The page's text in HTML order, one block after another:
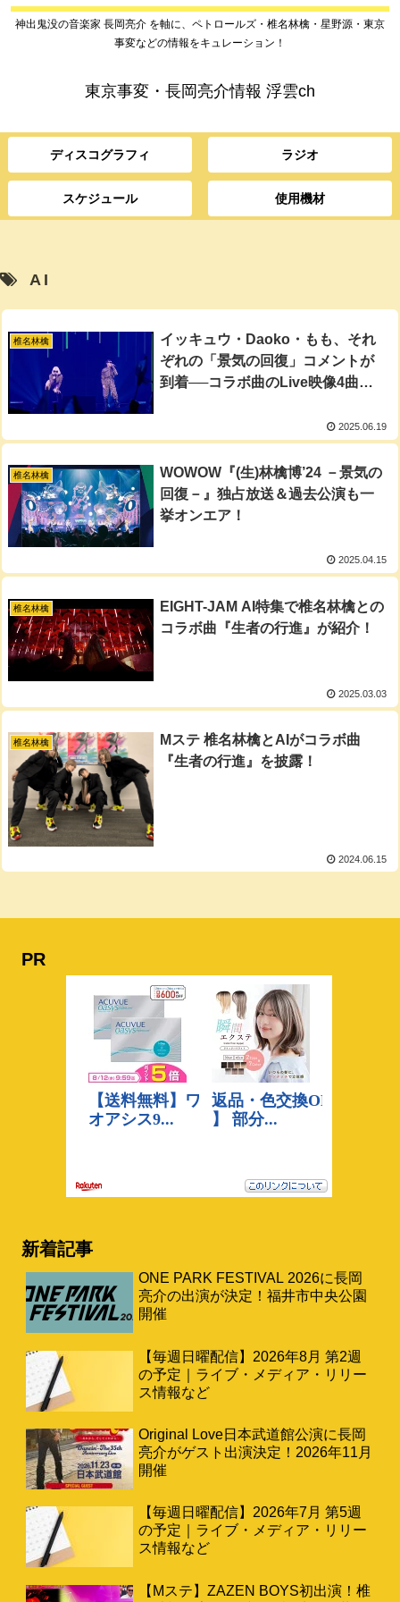
神出鬼没の音楽家 長岡亮介 を軸に、ペトロールズ・椎名林檎・星野源・東京
事変などの情報をキュレーション！
東京事変・長岡亮介情報 浮雲ch
ディスコグラフィ ラジオ
スケジュール 使用機材
AI
椎名林檎
イッキュウ・Daoko・もも、それ
ぞれの「景気の回復」コメントが
到着──コラボ曲のLive映像4曲が
2025.06.19
椎名林檎
WOWOW『(生)林檎博’24 －景気の
回復－』独占放送＆過去公演も一
挙オンエア！
2025.04.15
椎名林檎
EIGHT-JAM AI特集で椎名林檎との
コラボ曲『生者の行進』が紹介！
2025.03.03
椎名林檎
Mステ 椎名林檎とAIがコラボ曲
『生者の行進』を披露！
2024.06.15
PR
新着記事
ONE PARK FESTIVAL 2026に長岡
亮介の出演が決定！福井市中央公園
開催
【毎週日曜配信】2026年8月 第2週
の予定｜ライブ・メディア・リリー
ス情報など
Original Love日本武道館公演に長岡
亮介がゲスト出演決定！2026年11月
開催
【毎週日曜配信】2026年7月 第5週
の予定｜ライブ・メディア・リリー
ス情報など
【Mステ】ZAZEN BOYS初出演！椎